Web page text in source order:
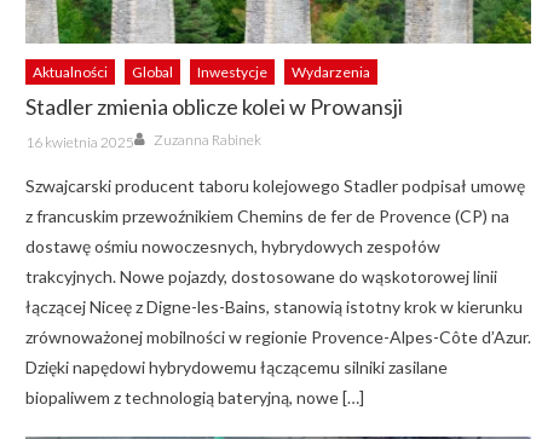
Aktualności Global Inwestycje Wydarzenia
Stadler zmienia oblicze kolei w Prowansji
Posted
on
16 kwietnia 2025 Author
Zuzanna Rabinek
Szwajcarski producent taboru kolejowego Stadler podpisał umowę
z francuskim przewoźnikiem Chemins de fer de Provence (CP) na
dostawę ośmiu nowoczesnych, hybrydowych zespołów
trakcyjnych. Nowe pojazdy, dostosowane do wąskotorowej linii
łączącej Niceę z Digne-les-Bains, stanowią istotny krok w kierunku
zrównoważonej mobilności w regionie Provence-Alpes-Côte d’Azur.
Dzięki napędowi hybrydowemu łączącemu silniki zasilane
biopaliwem z technologią bateryjną, nowe […]